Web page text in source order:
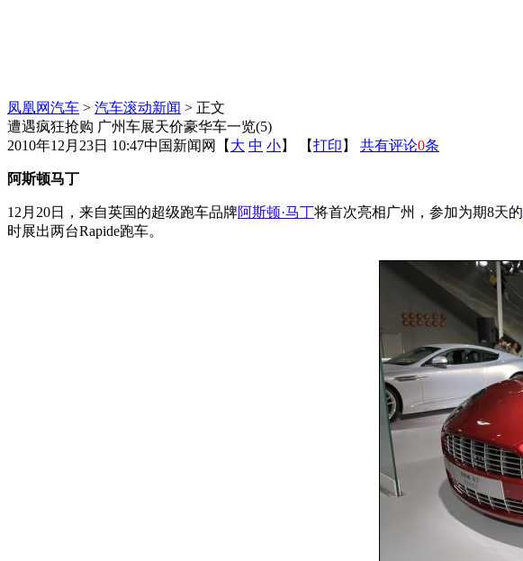
凤凰网汽车 > 汽车滚动新闻 > 正文
遭遇疯狂抢购 广州车展天价豪华车一览(5)
2010年12月23日 10:47中国新闻网 【 大 中 小】 【打印 】 共有评论0条
阿斯顿马丁
12月20日，来自英国的超级跑车品牌阿斯顿·马丁将首次亮相广州，参加为期8天的
时展出两台Rapide跑车。